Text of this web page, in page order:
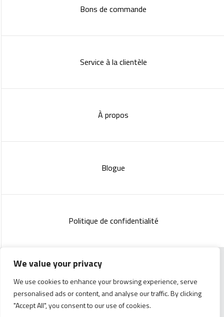
We value your privacy
We use cookies to enhance your browsing experience, serve
personalised ads or content, and analyse our traffic. By clicking
"Accept All", you consent to our use of cookies.
Bons de commande
Service à la clientèle
À propos
Blogue
Politique de confidentialité
Copyright 2023 :Standish Communications& Mélissa
Lachance